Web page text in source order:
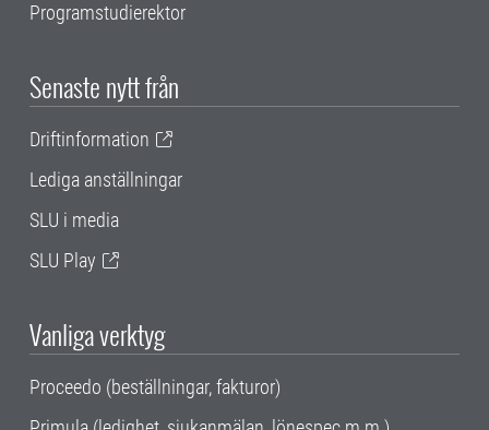
Programstudierektor
Senaste nytt från
Driftinformation
Lediga anställningar
SLU i media
SLU Play
Vanliga verktyg
Proceedo (beställningar, fakturor)